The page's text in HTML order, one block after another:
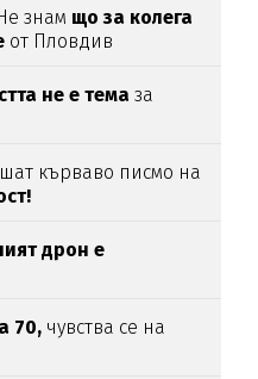
знам що за колега
от Пловдив
не е темаза
кърваво писмо на
дрон е
70, чувства се на